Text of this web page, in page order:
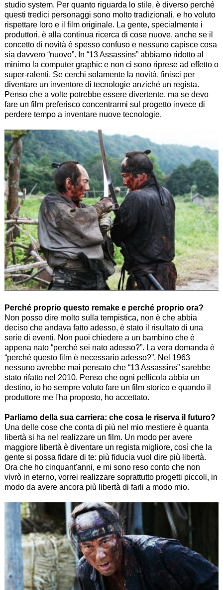
studio system. Per quanto riguarda lo stile, è diverso perché
questi tredici personaggi sono molto tradizionali, e ho voluto
rispettare loro e il film originale. La gente, specialmente i
produttori, è alla continua ricerca di cose nuove, anche se il
concetto di novità è spesso confuso e nessuno capisce cosa
sia davvero “nuovo”. In “13 Assassins” abbiamo ridotto al
minimo la computer graphic e non ci sono riprese ad effetto o
super-ralenti. Se cerchi solamente la novità, finisci per
diventare un inventore di tecnologie anziché un regista.
Penso che a volte potrebbe essere divertente, ma se devo
fare un film preferisco concentrarmi sul progetto invece di
perdere tempo a inventare nuove tecnologie.
Perché proprio questo remake e perché proprio ora?
Non posso dire molto sulla tempistica, non è che abbia
deciso che andava fatto adesso, è stato il risultato di una
serie di eventi. Non puoi chiedere a un bambino che è
appena nato “perché sei nato adesso?”. La vera domanda è
“perché questo film è necessario adesso?”. Nel 1963
nessuno avrebbe mai pensato che “13 Assassins” sarebbe
stato rifatto nel 2010. Penso che ogni pellicola abbia un
destino, io ho sempre voluto fare un film storico e quando il
produttore me l'ha proposto, ho accettato.
Parliamo della sua carriera: che cosa le riserva il futuro?
Una delle cose che conta di più nel mio mestiere è quanta
libertà si ha nel realizzare un film. Un modo per avere
maggiore libertà è diventare un regista migliore, così che la
gente si possa fidare di te: più fiducia vuol dire più libertà.
Ora che ho cinquant'anni, e mi sono reso conto che non
vivrò in eterno, vorrei realizzare soprattutto progetti piccoli, in
modo da avere ancora più libertà di farli a modo mio.